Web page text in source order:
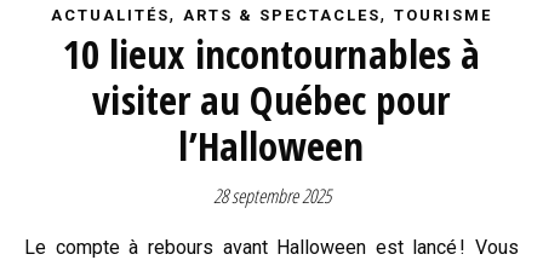
ACTUALITÉS, ARTS & SPECTACLES, TOURISME
10 lieux incontournables à
visiter au Québec pour
l’Halloween
28 septembre 2025
Le compte à rebours avant Halloween est lancé ! Vous